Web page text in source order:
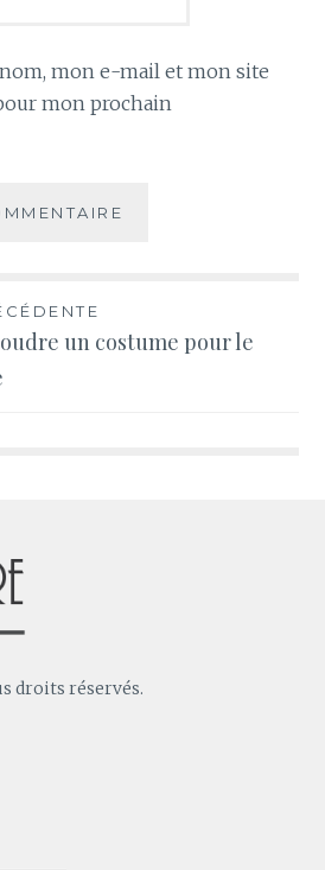
mon e-mail et mon site
mon prochain
un costume pour le
droits réservés.